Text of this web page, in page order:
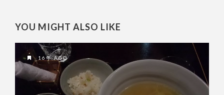
YOU MIGHT ALSO LIKE
16年 AGO